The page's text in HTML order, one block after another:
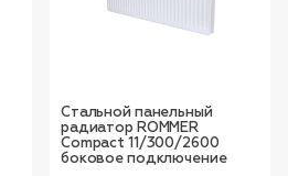
Стальной панельный
радиатор ROMMER
Compact 11/300/2600
боковое подключение